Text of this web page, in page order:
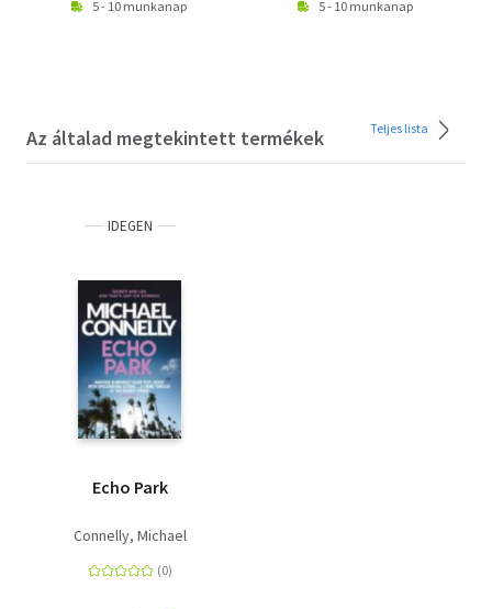
5 - 10 munkanap 5 - 10 munkanap
Az általad megtekintett termékek Teljes lista
IDEGEN
Echo Park
Connelly, Michael